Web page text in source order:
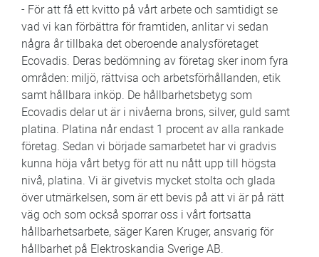
- För att få ett kvitto på vårt arbete och samtidigt se
vad vi kan förbättra för framtiden, anlitar vi sedan
några år tillbaka det oberoende analysföretaget
Ecovadis. Deras bedömning av företag sker inom fyra
områden: miljö, rättvisa och arbetsförhållanden, etik
samt hållbara inköp. De hållbarhetsbetyg som
Ecovadis delar ut är i nivåerna brons, silver, guld samt
platina. Platina når endast 1 procent av alla rankade
företag. Sedan vi började samarbetet har vi gradvis
kunna höja vårt betyg för att nu nått upp till högsta
nivå, platina. Vi är givetvis mycket stolta och glada
över utmärkelsen, som är ett bevis på att vi är på rätt
väg och som också sporrar oss i vårt fortsatta
hållbarhetsarbete, säger Karen Kruger, ansvarig för
hållbarhet på Elektroskandia Sverige AB.